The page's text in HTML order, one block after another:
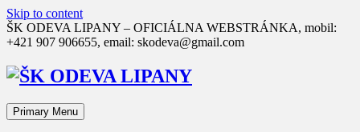
Skip to content
ŠK ODEVA LIPANY – OFICIÁLNA WEBSTRÁNKA, mobil:
+421 907 906655, email: skodeva@gmail.com
Primary Menu